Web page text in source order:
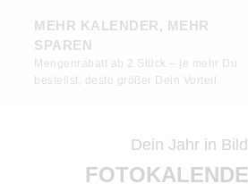
MEHR KALENDER, MEHR
SPAREN
Mengenrabatt ab 2 Stück – je mehr Du
bestellst, desto größer Dein Vorteil.
Dein Jahr in